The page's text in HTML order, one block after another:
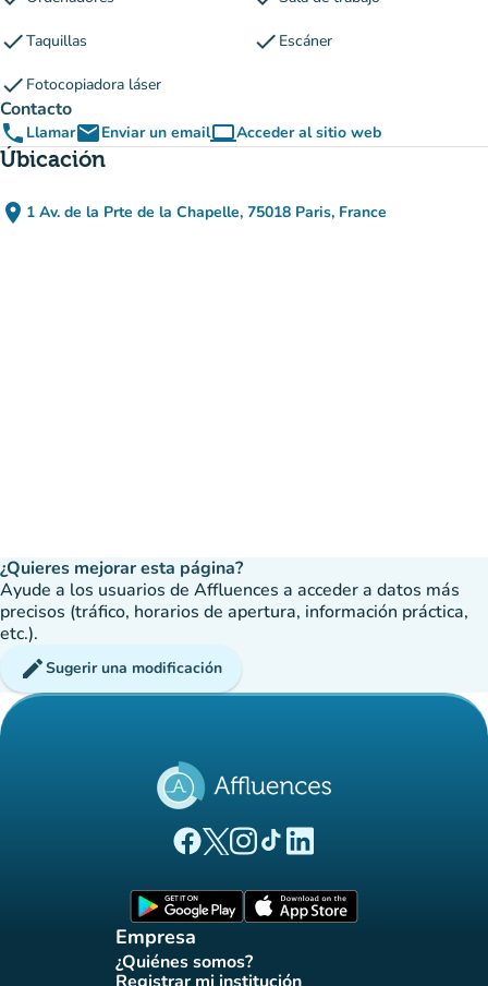
checkTaquillas check Escáner
check Fotocopiadora láser
Contacto
phone LlamaremailEnviar un emailcomputerAcceder al sitio web
(nueva pestaña)
Úbicación
place 1 Av. de la Prte de la Chapelle, 75018 Paris, France
(abrir en Google Maps)
(nueva pestaña)
¿Quieres mejorar esta página?
Ayude a los usuarios de Affluences a acceder a datos más
precisos (tráfico, horarios de apertura, información práctica,
etc.).
editSugerir una modificación
(nueva pestaña)
(nueva pestaña)
(nueva pestaña)
(nueva pestaña)
(nueva pestaña)
Empresa
¿Quiénes somos?
(nueva pestaña)